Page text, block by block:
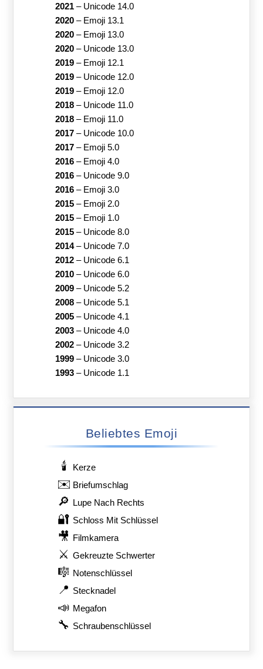
2021– Unicode 14.0
2020– Emoji 13.1
2020– Emoji 13.0
2020– Unicode 13.0
2019– Emoji 12.1
2019– Unicode 12.0
2019– Emoji 12.0
2018– Unicode 11.0
2018– Emoji 11.0
2017– Unicode 10.0
2017– Emoji 5.0
2016– Emoji 4.0
2016– Unicode 9.0
2016– Emoji 3.0
2015– Emoji 2.0
2015– Emoji 1.0
2015– Unicode 8.0
2014– Unicode 7.0
2012– Unicode 6.1
2010– Unicode 6.0
2009– Unicode 5.2
2008– Unicode 5.1
2005– Unicode 4.1
2003– Unicode 4.0
2002– Unicode 3.2
1999– Unicode 3.0
1993– Unicode 1.1
Beliebtes Emoji
🕯️ Kerze
✉️ Briefumschlag
🔎 Lupe Nach Rechts
🔐 Schloss Mit Schlüssel
🎥 Filmkamera
⚔️ Gekreuzte Schwerter
🎼 Notenschlüssel
📍 Stecknadel
📣 Megafon
🔧 Schraubenschlüssel